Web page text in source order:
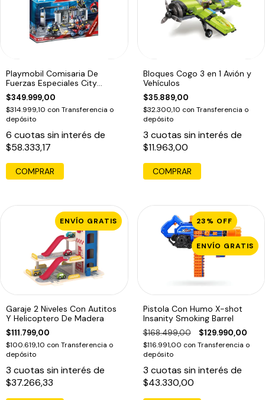
Playmobil Comisaria De
Fuerzas Especiales City
Action 70338
$349.999,00
$314.999,10 con Transferencia o
depósito
6 cuotas sin interés de
$58.333,17
Bloques Cogo 3 en 1 Avión y
Vehículos
$35.889,00
$32.300,10 con Transferencia o
depósito
3 cuotas sin interés de
$11.963,00
COMPRAR
ENVÍO GRATIS
Garaje 2 Niveles Con Autitos
Y Helicoptero De Madera
$111.799,00
$100.619,10 con Transferencia o
depósito
3 cuotas sin interés de
$37.266,33
23% OFF
ENVÍO GRATIS
Pistola Con Humo X-shot
Insanity Smoking Barrel
$168.499,00 $129.990,00
$116.991,00 con Transferencia o
depósito
3 cuotas sin interés de
$43.330,00